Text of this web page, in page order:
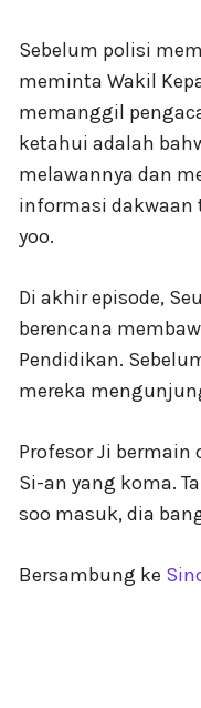
Sebelum polisi
meminta Wakil
memanggil
ketahui adalah
melawannya dan
informasi dakwaan
yoo.
Di akhir episode,
berencana
Pendidikan.
mereka
Profesor Ji
Si-an yang koma.
soo masuk, dia
Bersambung ke